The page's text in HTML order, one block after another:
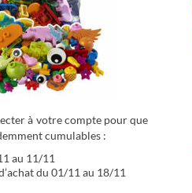
à votre compte pour que
cumulables :
au 11/11
du 01/11 au 18/11